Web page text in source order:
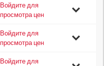
Войдите для
просмотра цен
Войдите для
просмотра цен
Войдите для